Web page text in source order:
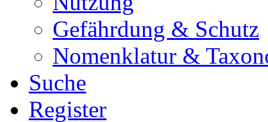
Gefährdung & Schutz
Nomenklatur &
Suche
Register